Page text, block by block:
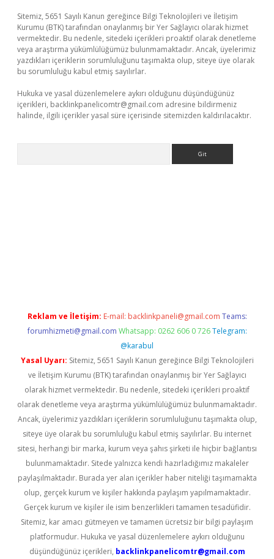
Sitemiz, 5651 Sayılı Kanun gereğince Bilgi Teknolojileri ve İletişim
Kurumu (BTK) tarafından onaylanmış bir Yer Sağlayıcı olarak hizmet
vermektedir. Bu nedenle, sitedeki içerikleri proaktif olarak denetleme
veya araştırma yükümlülüğümüz bulunmamaktadır. Ancak, üyelerimiz
yazdıkları içeriklerin sorumluluğunu taşımakta olup, siteye üye olarak
bu sorumluluğu kabul etmiş sayılırlar.
Hukuka ve yasal düzenlemelere aykırı olduğunu düşündüğünüz
içerikleri, backlinkpanelicomtr@gmail.com adresine bildirmeniz
halinde, ilgili içerikler yasal süre içerisinde sitemizden kaldırılacaktır.
Reklam ve İletişim: E-mail: backlinkpaneli@gmail.com Teams:
forumhizmeti@gmail.com Whatsapp: 0262 606 0 726 Telegram:
@karabul
Yasal Uyarı: Sitemiz, 5651 Sayılı Kanun gereğince Bilgi Teknolojileri
ve İletişim Kurumu (BTK) tarafından onaylanmış bir Yer Sağlayıcı
olarak hizmet vermektedir. Bu nedenle, sitedeki içerikleri proaktif
olarak denetleme veya araştırma yükümlülüğümüz bulunmamaktadır.
Ancak, üyelerimiz yazdıkları içeriklerin sorumluluğunu taşımakta olup,
siteye üye olarak bu sorumluluğu kabul etmiş sayılırlar. Bu internet
sitesi, herhangi bir marka, kurum veya şahıs şirketi ile hiçbir bağlantısı
bulunmamaktadır. Sitede yalnızca kendi hazırladığımız makaleler
paylaşılmaktadır. Burada yer alan içerikler haber niteliği taşımamakta
olup, gerçek kurum ve kişiler hakkında paylaşım yapılmamaktadır.
Gerçek kurum ve kişiler ile isim benzerlikleri tamamen tesadüfidir.
Sitemiz, kar amacı gütmeyen ve tamamen ücretsiz bir bilgi paylaşım
platformudur. Hukuka ve yasal düzenlemelere aykırı olduğunu
düşündüğünüz içerikleri, backlinkpanelicomtr@gmail.com